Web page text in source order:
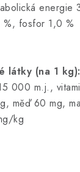
fosfor 1,0 %
látky (na 1 kg):
000 m.j.,
měď 60 mg,
kg